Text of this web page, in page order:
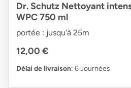
Dr. Schutz Nettoyant
WPC 750 ml
portée : jusqu'à 25m
12,00 €
Délai de livraison: 6 Journées